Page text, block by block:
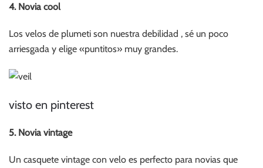
4. Novia cool
Los velos de plumeti son nuestra debilidad , sé un poco
arriesgada y elige «puntitos» muy grandes.
visto en pinterest
5. Novia vintage
Un casquete vintage con velo es perfecto para novias que